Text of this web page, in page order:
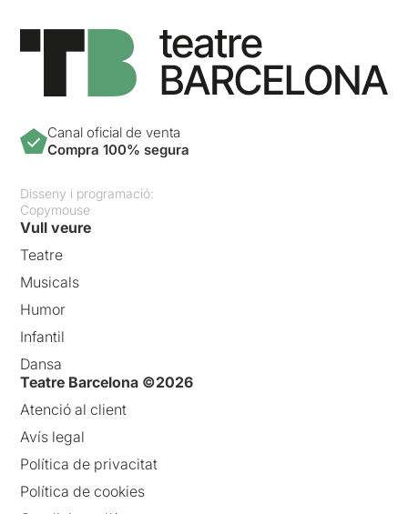
Canal oficial de venta
Compra 100% segura
Disseny i programació:
Copymouse
Vull veure
Teatre
Musicals
Humor
Infantil
Dansa
Teatre Barcelona ©2026
Atenció al client
Avís legal
Política de privacitat
Política de cookies